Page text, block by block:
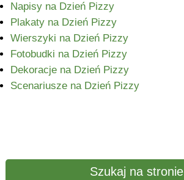
Szukaj na stronie
Napisy na Dzień Pizzy
Plakaty na Dzień Pizzy
Wierszyki na Dzień Pizzy
Fotobudki na Dzień Pizzy
Dekoracje na Dzień Pizzy
Scenariusze na Dzień Pizzy